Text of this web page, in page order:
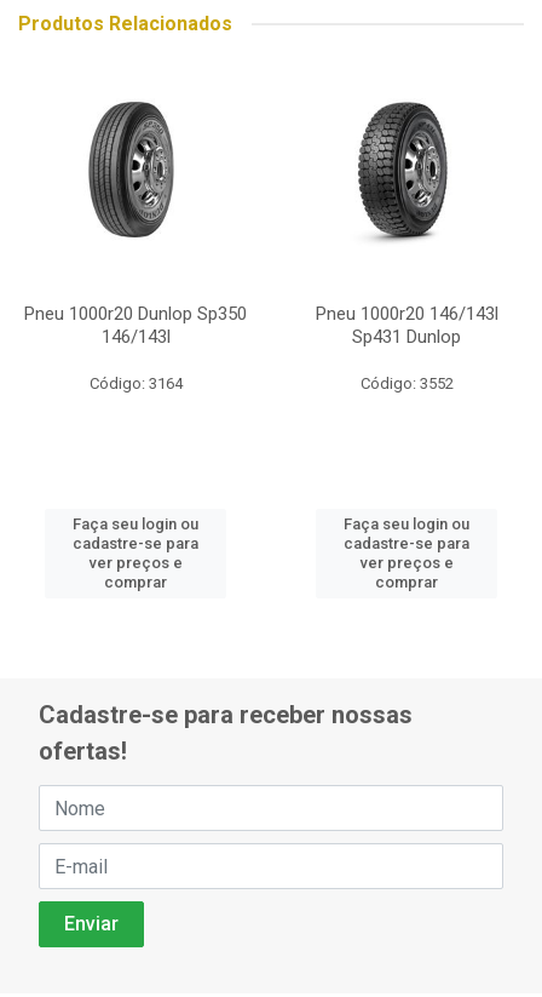
Produtos Relacionados
Pneu 1000r20 Dunlop Sp350
146/143l
Código: 3164
Faça seu login ou
cadastre-se para
ver preços e
comprar
Pneu 1000r20 146/143l
Sp431 Dunlop
Código: 3552
Faça seu login ou
cadastre-se para
ver preços e
comprar
Cadastre-se para receber nossas
ofertas!